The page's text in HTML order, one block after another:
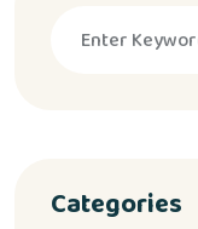
Categories